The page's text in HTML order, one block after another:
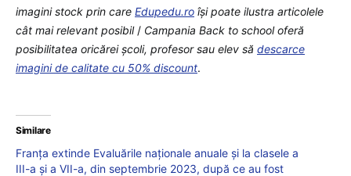
imagini stock prin care Edupedu.ro îşi poate ilustra articolele
cât mai relevant posibil/ Campania Back to school oferă
posibilitatea oricărei școli, profesor sau elev să descarce
imagini de calitate cu 50% discount.
Similare
Franța extinde Evaluările naționale anuale și la clasele a
III-a și a VII-a, din septembrie 2023, după ce au fost